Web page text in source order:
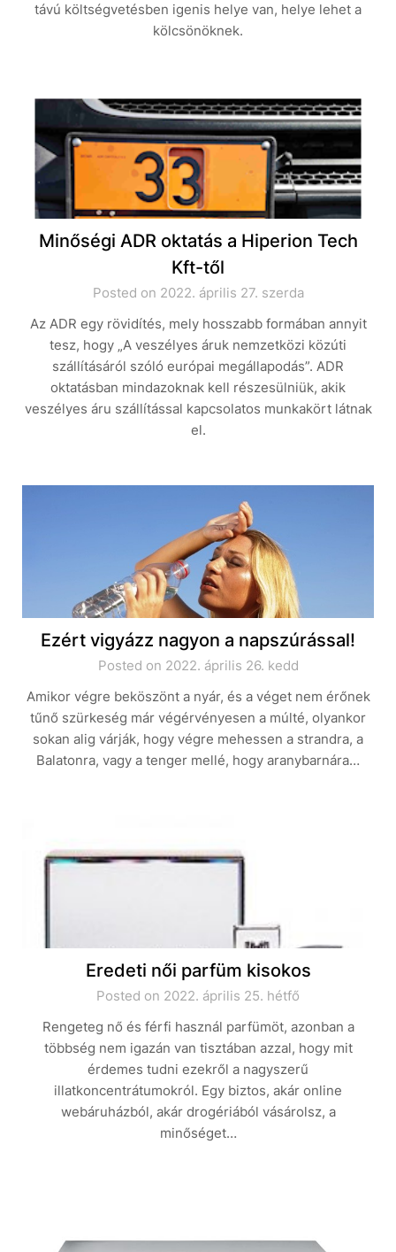
távú költségvetésben igenis helye van, helye lehet a
kölcsönöknek.
Minőségi ADR oktatás a Hiperion Tech
Kft-től
Posted on 2022. április 27. szerda
Az ADR egy rövidítés, mely hosszabb formában annyit
tesz, hogy „A veszélyes áruk nemzetközi közúti
szállításáról szóló európai megállapodás”. ADR
oktatásban mindazoknak kell részesülniük, akik
veszélyes áru szállítással kapcsolatos munkakört látnak
el.
Ezért vigyázz nagyon a napszúrással!
Posted on 2022. április 26. kedd
Amikor végre beköszönt a nyár, és a véget nem érőnek
tűnő szürkeség már végérvényesen a múlté, olyankor
sokan alig várják, hogy végre mehessen a strandra, a
Balatonra, vagy a tenger mellé, hogy aranybarnára…
Eredeti női parfüm kisokos
Posted on 2022. április 25. hétfő
Rengeteg nő és férfi használ parfümöt, azonban a
többség nem igazán van tisztában azzal, hogy mit
érdemes tudni ezekről a nagyszerű
illatkoncentrátumokról. Egy biztos, akár online
webáruházból, akár drogériából vásárolsz, a
minőséget…